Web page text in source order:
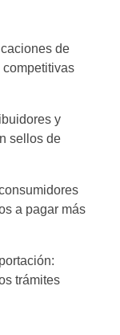
de
y
sellos de
a pagar más
trámites